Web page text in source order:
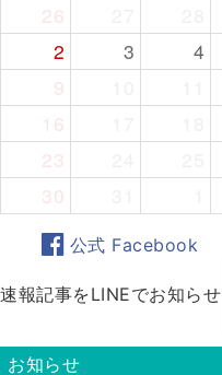
26
2
3 4
9
16
23
30
公式 Facebook
速報記事をLINEでお知らせ
お知らせ